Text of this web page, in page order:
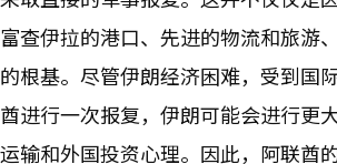
查伊拉的港口、先进的物流和旅游
根基。尽管伊朗经济困难，受到国
进行一次报复，伊朗可能会进行更
输和外国投资心理。因此，阿联